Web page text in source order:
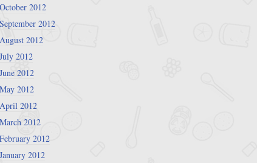
October 2012
September 2012
August 2012
July 2012
June 2012
May 2012
April 2012
March 2012
February 2012
January 2012